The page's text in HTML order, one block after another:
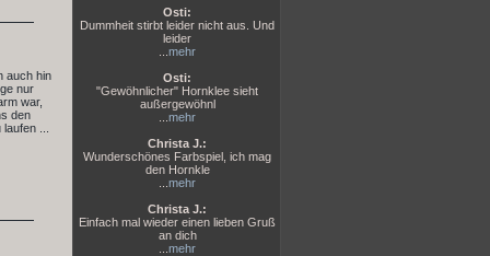
auch hin
nur
war,
den
...
Osti:
Dummheit stirbt leider nicht aus. Und
leider
mehr
Osti:
"Gewöhnlicher" Hornklee sieht
außergewöhnl
mehr
Christa J.:
Wunderschönes Farbspiel, ich mag
den Hornkle
mehr
Christa J.:
Einfach mal wieder einen lieben Gruß
an dich
mehr